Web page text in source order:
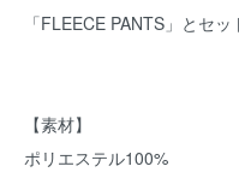
「FLEECE PANTS」とセ
【素材】
ポリエステル100%